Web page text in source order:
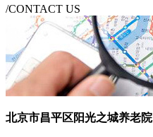
/CONTACT US
北京市昌平区阳光之城养老院